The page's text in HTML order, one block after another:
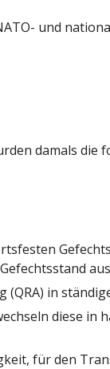
und
damals die
(QRA) in
diese in
für den